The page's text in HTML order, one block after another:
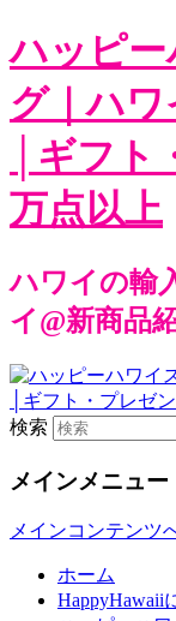
ハッピ
グ｜ハ
│ギフ
万点以上
ハワイの輸
イ@新商品
検索
メインメニュー
メインコンテンツ
ホーム
HappyHawaii